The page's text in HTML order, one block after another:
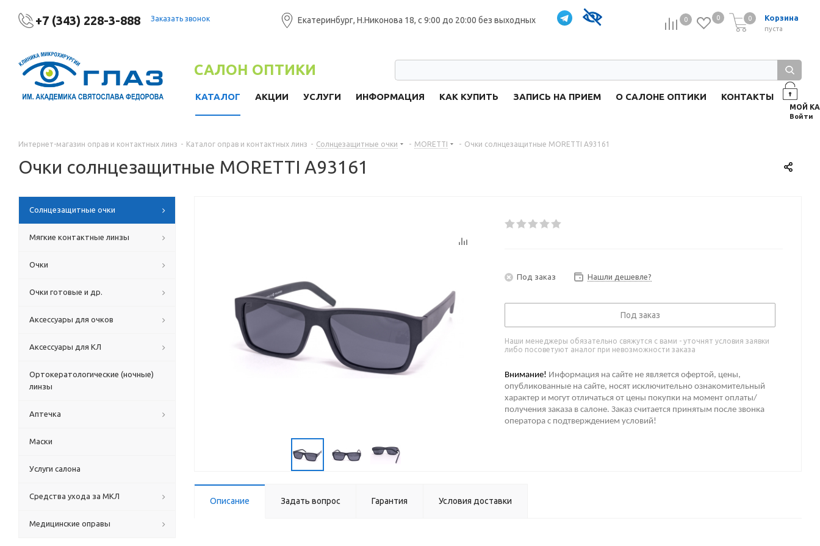
+7 (343) 228-3-888 Заказать звонок Екатеринбург, Н.Никонова 18, с 9:00 до 20:00 без выходных 0 0 Корзина
0
пуста
0
САЛОН ОПТИКИ
КАТАЛОГ АКЦИИ УСЛУГИ ИНФОРМАЦИЯ КАК КУПИТЬ ЗАПИСЬ НА ПРИЕМ О САЛОНЕ ОПТИКИ КОНТАКТЫ
Войти
Интернет-магазин оправ и контактных линз - Каталог оправ и контактных линз - Солнцезащитные очки - MORETTI - Очки солнцезащитные MORETTI A93161
Очки солнцезащитные MORETTI A93161
Под заказ Нашли дешевле?
Под заказ
Наши менеджеры обязательно свяжутся с вами - уточнят условия заявки
либо посоветуют аналог при невозможности заказа
Внимание! Информация на сайте не является офертой, цены,
опубликованные на сайте, носят исключительно ознакомительный
характер и могут отличаться от цены покупки на момент оплаты/
получения заказа в салоне. Заказ считается принятым после звонка
оператора с подтверждением условий!
Описание Задать вопрос Гарантия Условия доставки
Солнцезащитные очки
Мягкие контактные линзы
Очки
Очки готовые и др.
Аксессуары для очков
Аксессуары для КЛ
Ортокератологические (ночные)
линзы
Аптечка
Маски
Услуги салона
Средства ухода за МКЛ
Медицинские оправы